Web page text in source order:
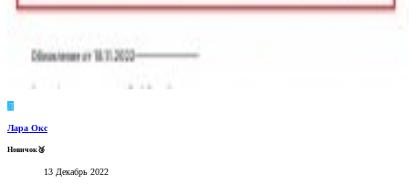
Л
Лара Окс
Новичок🥉
13 Декабрь 2022